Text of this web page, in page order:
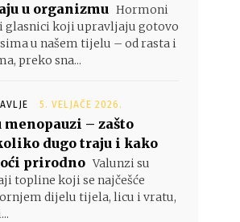
u organizmu Hormoni
glasnici koji upravljaju gotovo
u našem tijelu – od rasta i
preko sna...
5. VELJAČE 2026.
menopauzi – zašto
dugo traju i kako
prirodno Valunzi su
topline koji se najčešće
dijelu tijela, licu i vratu,